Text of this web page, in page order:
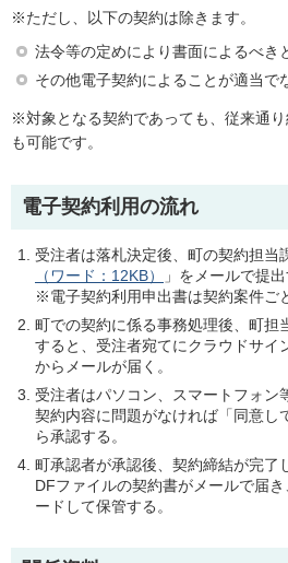
※ただし、以下の契約は除きます。
法令等の定めにより書面によるべき
その他電子契約によることが適当で
※対象となる契約であっても、従来通
も可能です。
電子契約利用の流れ
受注者は落札決定後、町の契約担当
（ワード：12KB）
」をメールで提出
※電子契約利用申出書は契約案件ご
町での契約に係る事務処理後、町担
すると、受注者宛てにクラウドサイ
からメールが届く。
受注者はパソコン、スマートフォン
契約内容に問題がなければ「同意し
ら承認する。
町承認者が承認後、契約締結が完了
DFファイルの契約書がメールで届
ードして保管する。